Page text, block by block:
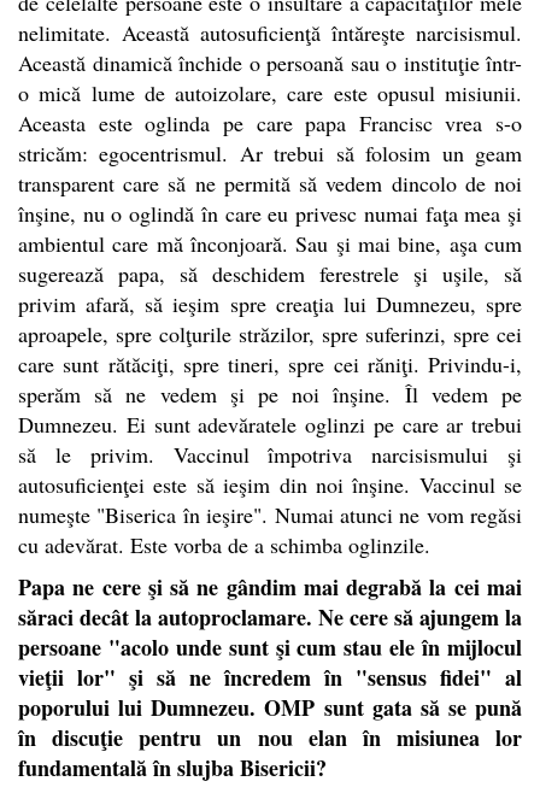
nelimitate. Această autosuficienţă întăreşte narcisismul.
Această dinamică închide o persoană sau o instituţie într-
o mică lume de autoizolare, care este opusul misiunii.
Aceasta este oglinda pe care papa Francisc vrea s-o
stricăm: egocentrismul. Ar trebui să folosim un geam
transparent care să ne permită să vedem dincolo de noi
înşine, nu o oglindă în care eu privesc numai faţa mea şi
ambientul care mă înconjoară. Sau şi mai bine, aşa cum
sugerează papa, să deschidem ferestrele şi uşile, să
privim afară, să ieşim spre creaţia lui Dumnezeu, spre
aproapele, spre colţurile străzilor, spre suferinzi, spre cei
care sunt rătăciţi, spre tineri, spre cei răniţi. Privindu-i,
sperăm să ne vedem şi pe noi înşine. Îl vedem pe
Dumnezeu. Ei sunt adevăratele oglinzi pe care ar trebui
să le privim. Vaccinul împotriva narcisismului şi
autosuficienţei este să ieşim din noi înşine. Vaccinul se
numeşte "Biserica în ieşire". Numai atunci ne vom regăsi
cu adevărat. Este vorba de a schimba oglinzile.
Papa ne cere şi să ne gândim mai degrabă la cei mai
săraci decât la autoproclamare. Ne cere să ajungem la
persoane "acolo unde sunt şi cum stau ele în mijlocul
vieţii lor" şi să ne încredem în "sensus fidei" al
poporului lui Dumnezeu. OMP sunt gata să se pună
în discuţie pentru un nou elan în misiunea lor
fundamentală în slujba Bisericii?